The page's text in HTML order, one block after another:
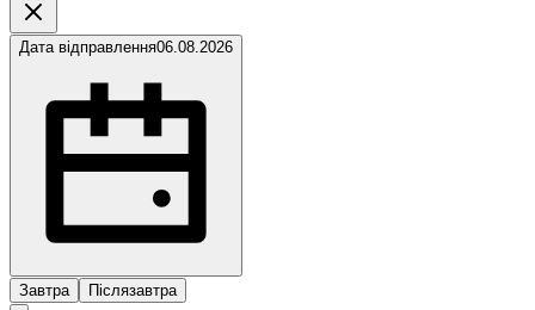
Дата відправлення06.08.2026
Завтра Післязавтра